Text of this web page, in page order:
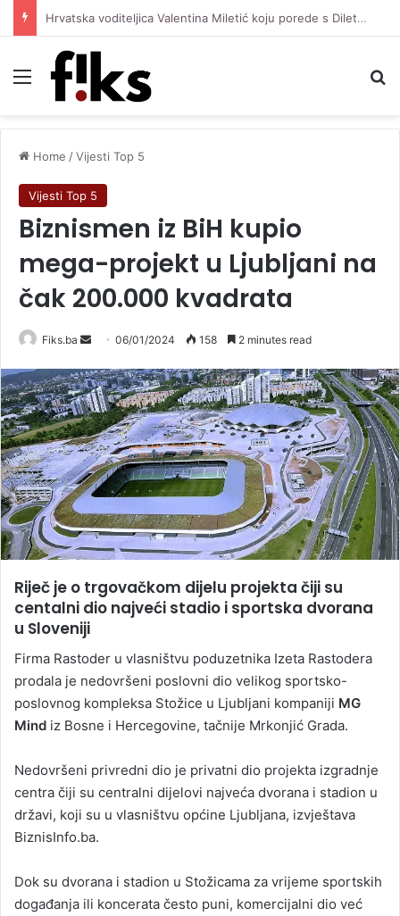
Hrvatska voditeljica Valentina Miletić koju porede s Dilettom Leotom oduševila pozirajući u bikiniju
Menu
Home /Vijesti Top 5
Vijesti Top 5
Biznismen iz BiH kupio
mega-projekt u Ljubljani na
čak 200.000 kvadrata
Fiks.ba
Send
email
06/01/2024 158 2 minutes read
Riječ je o trgovačkom dijelu projekta čiji su
centalni dio najveći stadio i sportska dvorana
u Sloveniji
Firma Rastoder u vlasništvu poduzetnika Izeta Rastodera
prodala je nedovršeni poslovni dio velikog sportsko-
poslovnog kompleksa Stožice u Ljubljani kompaniji MG
Mind iz Bosne i Hercegovine, tačnije Mrkonjić Grada.
Nedovršeni privredni dio je privatni dio projekta izgradnje
centra čiji su centralni dijelovi najveća dvorana i stadion u
državi, koji su u vlasništvu općine Ljubljana, izvještava
BiznisInfo.ba.
Dok su dvorana i stadion u Stožicama za vrijeme sportskih
događanja ili koncerata često puni, komercijalni dio već